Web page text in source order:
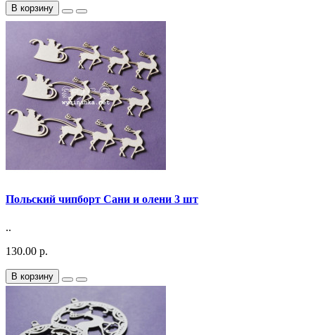
В корзину
Польский чипборт Сани и олени 3 шт
..
130.00 р.
В корзину